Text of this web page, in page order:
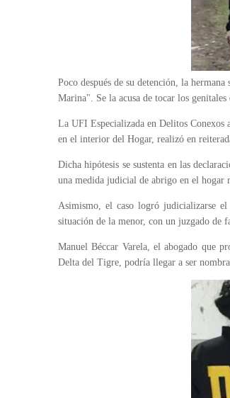
Poco después de su detención, la
Marina". Se la acusa de tocar los
La UFI Especializada en Delitos Conexos
en el interior del Hogar, realizó en
Dicha hipótesis se sustenta en las
una medida judicial de abrigo en el hogar
Asimismo, el caso logró judicializarse
situación de la menor, con un juzgado de
Manuel Béccar Varela, el abogado que
Delta del Tigre, podría llegar a ser